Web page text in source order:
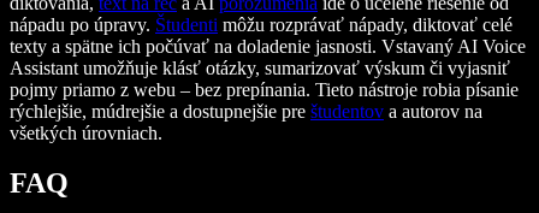
nápadu po úpravy. Študenti môžu rozprávať nápady, diktovať celé
texty a spätne ich počúvať na doladenie jasnosti. Vstavaný AI Voice
Assistant umožňuje klásť otázky, sumarizovať výskum či vyjasniť
pojmy priamo z webu – bez prepínania. Tieto nástroje robia písanie
rýchlejšie, múdrejšie a dostupnejšie pre študentov a autorov na
všetkých úrovniach.
FAQ